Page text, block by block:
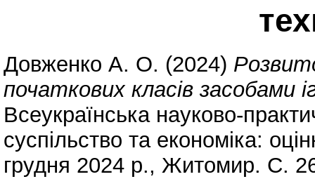
Довженко А. О. (2024)
початкових класів засобами
Всеукраїнська науково-
суспільство та економіка:
грудня 2024 р., Житомир. С.